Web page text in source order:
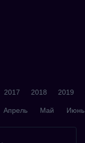
2017 2018 2019
Апрель Май Июнь